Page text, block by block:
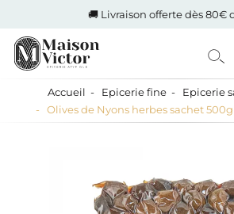
🚚 Livraison offerte dès 80€
Accueil Epicerie fine Epicerie
Olives de Nyons herbes sachet